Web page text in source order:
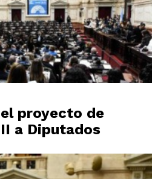
proyecto de
a Diputados